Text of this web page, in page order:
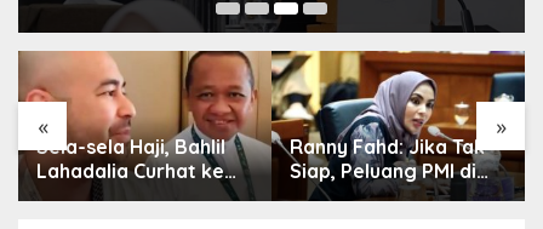
« »
Sela-sela Haji, Bahlil
Lahadalia Curhat ke
Raffi Ahmad: Saya
Ranny Fahd: Jika Tak
Siap, Peluang PMI di
Jepang Bisa Jadi